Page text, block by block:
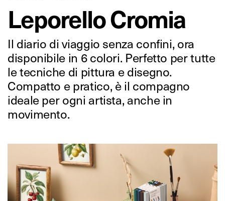
Leporello Cromia
Il diario di viaggio senza confini, ora
disponibile in 6 colori. Perfetto per tutte
le tecniche di pittura e disegno.
Compatto e pratico, è il compagno
ideale per ogni artista, anche in
movimento.